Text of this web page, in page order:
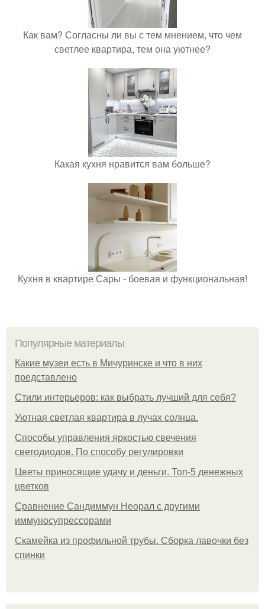
Как вам? Согласны ли вы с тем мнением, что чем
светлее квартира, тем она уютнее?
Какая кухня нравится вам больше?
Кухня в квартире Сары - боевая и функциональная!
Популярные материалы
Какие музеи есть в Мичуринске и что в них
представлено
Стили интерьеров: как выбрать лучший для себя?
Уютная светлая квартира в лучах солнца.
Способы управления яркостью свечения
светодиодов. По способу регулировки
Цветы приносящие удачу и деньги. Топ-5 денежных
цветков
Сравнение Сандиммун Неорал с другими
иммуносупрессорами
Скамейка из профильной трубы. Сборка лавочки без
спинки